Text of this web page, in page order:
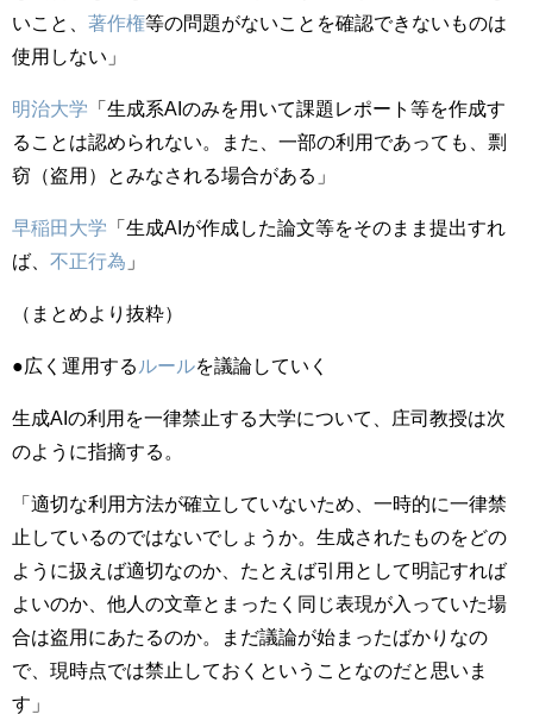
いこと、 著作権等の問題がないことを確認できないものは
使用しない」
明治大学 「生成系AIのみを用いて課題レポート等を作成す
ることは認められない。また、一部の利用であっても、剽
窃（盗用）とみなされる場合がある」
早稲田大学 「生成AIが作成した論文等をそのまま提出すれ
ば、 不正行為 」
（まとめより抜粋）
●広く運用する ルールを議論していく
生成AIの利用を一律禁止する大学について、庄司教授は次
のように指摘する。
「適切な利用方法が確立していないため、一時的に一律禁
止しているのではないでしょうか。生成されたものをどの
ように扱えば適切なのか、たとえば引用として明記すれば
よいのか、他人の文章とまったく同じ表現が入っていた場
合は盗用にあたるのか。まだ議論が始まったばかりなの
で、現時点では禁止しておくということなのだと思いま
す」